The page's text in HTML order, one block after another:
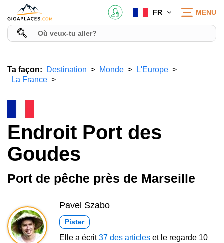
FR MENU
Ta façon: Destination Monde
L'Europe
La France
Endroit Port des
Goudes
Port de pêche près de Marseille
Pavel Szabo
Pister
Elle a écrit37 des articles et le regarde 10